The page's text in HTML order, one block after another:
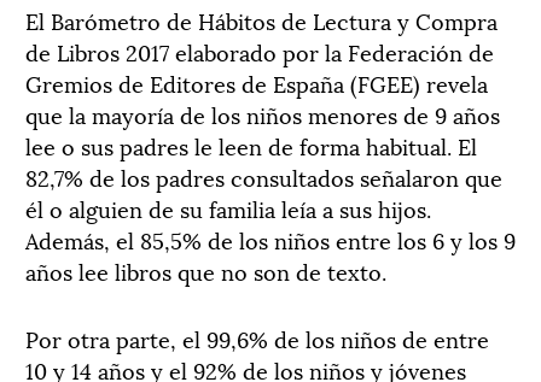
El Barómetro de Hábitos de Lectura y Compra
de Libros 2017 elaborado por la Federación de
Gremios de Editores de España (FGEE) revela
que la mayoría de los niños menores de 9 años
lee o sus padres le leen de forma habitual. El
82,7% de los padres consultados señalaron que
él o alguien de su familia leía a sus hijos.
Además, el 85,5% de los niños entre los 6 y los 9
años lee libros que no son de texto.
Por otra parte, el 99,6% de los niños de entre
10 y 14 años y el 92% de los niños y jóvenes